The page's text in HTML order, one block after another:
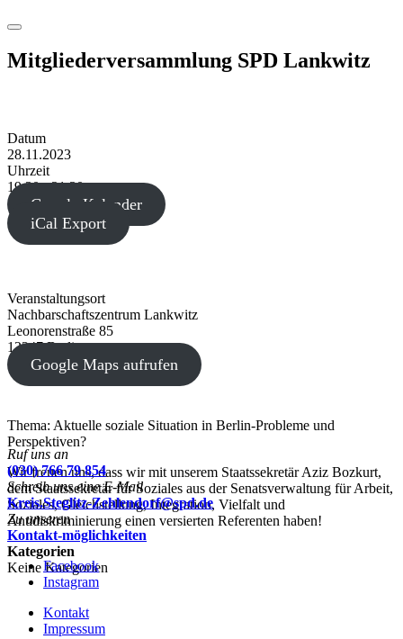
Menu
Mitgliederversammlung SPD Lankwitz
Datum
28.11.2023
Uhrzeit
19:30 - 21:30
Google Kalender
iCal Export
Veranstaltungsort
Nachbarschaftszentrum Lankwitz
Leonorenstraße 85
12247 Berlin
Google Maps aufrufen
Thema: Aktuelle soziale Situation in Berlin-Probleme und
Perspektiven?
Wir freuen uns, dass wir mit unserem Staatssekretär Aziz Bozkurt,
dem Staatssekretär für Soziales aus der Senatsverwaltung für Arbeit,
Soziales, Gleichstellung, Integration, Vielfalt und
Antidiskriminierung einen versierten Referenten haben!
Kategorien
Keine Kategorien
Ruf uns an
(030) 766 79 854
Schreib uns eine E-Mail
Kreis.Steglitz-Zehlendorf@spd.de
Zu unseren
Kontakt-möglichkeiten
Facebook
Instagram
Kontakt
Impressum